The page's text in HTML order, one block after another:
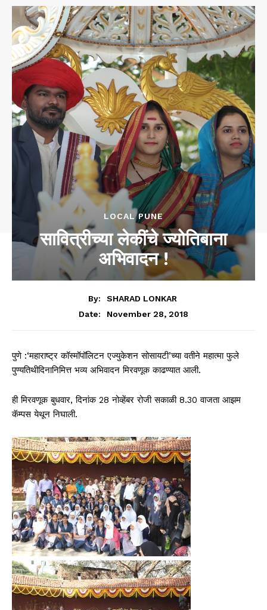
LOCAL PUNE
सावित्रीच्या लेकींचे ज्योतिबाना
अभिवादन !
By:
SHARAD LONKAR
Date:
November 28, 2018
पुणे :‘महाराष्ट्र कॉस्मॉपॉलिटन एज्युकेशन सोसायटी’च्या वतीने महात्मा फुले
पुण्यतिथीदिनानिमित्त भव्य अभिवादन मिरवणूक काढण्यात आली.
ही मिरवणूक बुधवार, दिनांक 28 नोव्हेंबर रोजी सकाळी 8.30 वाजता आझम
कॅम्पस येथून निघाली.